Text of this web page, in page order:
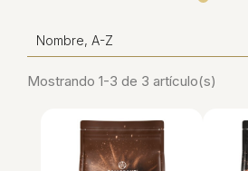
Nombre, A-Z
Mostrando 1-3 de 3 artículo(s)